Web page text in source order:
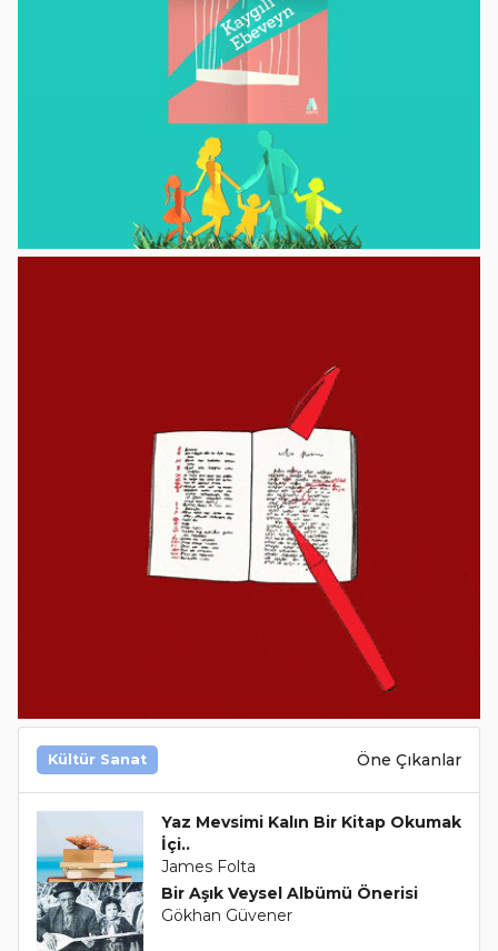
Kültür Sanat Öne Çıkanlar
Yaz Mevsimi Kalın Bir Kitap Okumak
İçi..
James Folta
Bir Aşık Veysel Albümü Önerisi
Gökhan Güvener